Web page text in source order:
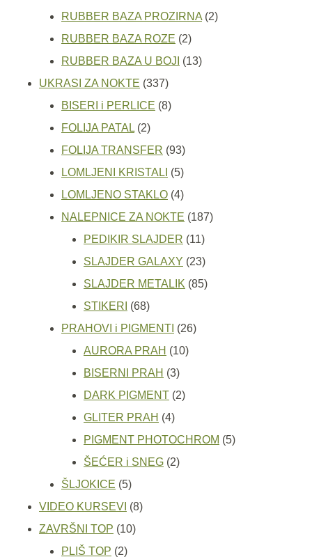
RUBBER BAZA PROZIRNA 22
RUBBER BAZA ROZE 22
proizvoda
RUBBER BAZA U BOJI 1313
UKRASI ZA NOKTE 337337
proizvoda
BISERI i PERLICE 88
FOLIJA PATAL 22
proizvoda
FOLIJA TRANSFER 9393
proizvoda
LOMLJENI KRISTALI 55
proizvoda
LOMLJENO STAKLO 44
proizvoda
NALEPNICE ZA NOKTE 187187
PEDIKIR SLAJDER 1111
proizvoda
SLAJDER GALAXY 2323
proizvoda
SLAJDER METALIK 8585
STIKERI 6868
proizvoda
PRAHOVI i PIGMENTI 2626
AURORA PRAH 1010
BISERNI PRAH 33
proizvoda
DARK PIGMENT 22
GLITER PRAH 44
proizvoda
PIGMENT PHOTOCHROM 55
ŠEĆER i SNEG 22
ŠLJOKICE 55
proizvoda
VIDEO KURSEVI 88
ZAVRŠNI TOP 1010
PLIŠ TOP 22